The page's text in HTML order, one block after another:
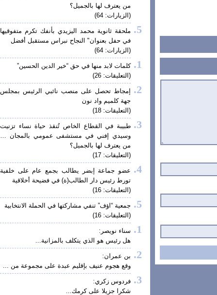
من يعترف لها بالجميل؟
(الزيارات: 64)
ملحقة ثانوية محمد اليزيدي بأنفك تكرم متفوقيها
في حفل بعنوان" النجاح نبراس مستقبل أفضل
(الزيارات: 64)
كلمات لابد منها في حق “خير الدين الحسين”
(التعليقات: 26)
إمجاط تحصل على منصب نائبي الرئيس بمجلس
جهة كلميم واد نون
(التعليقات: 18)
طبيبة في القطاع الخاص تُنقذ حياة نساء تزنيت
وسيدي إفني في مستشفى عمومي بالمجان …
من يعترف لها بالجميل؟
(التعليقات: 17)
عضو جماعة إبضر يطالب بجمع عام على خلفية
تورط رئيس دار الطالب(ة) في فضيحة أخلاقية
(التعليقات: 16)
جمعية “اؤف” تنفي مشاركتها في الحملة الانتخابية
(التعليقات: 16)
سناء نويصر:
هل رئيس هو الذي يتكلف بالمزانية...
بن عمران:
وقع هجوم عنيف بإقليم عبدة على مجموعة من ...
فردوس زكري:
شكرا جزيلا على كرمك...